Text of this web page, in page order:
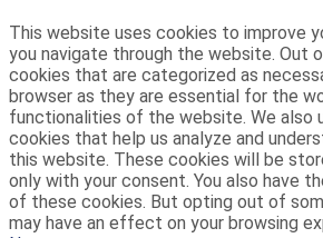
This website uses cookies to improve
you navigate through the website. Out
cookies that are categorized as
browser as they are essential for the
functionalities of the website. We also
cookies that help us analyze and
this website. These cookies will be
only with your consent. You also have
of these cookies. But opting out of
may have an effect on your browsing